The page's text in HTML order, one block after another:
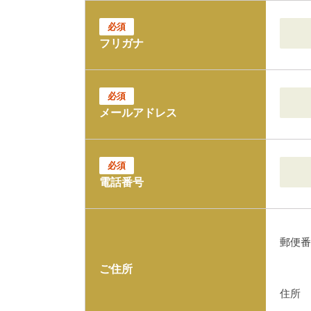
必須
フリガナ
必須
メールアドレス
必須
電話番号
ご住所
郵便
住所